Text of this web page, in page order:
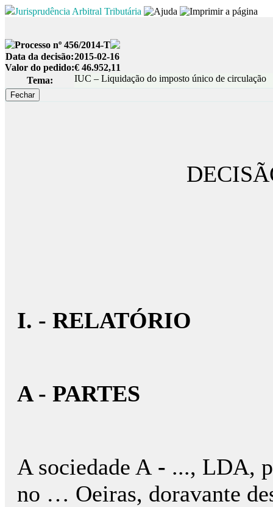
Jurisprudência Arbitral Tributária
Processo nº 456/2014-T
Data da decisão:2015-02-16
Valor do pedido:€ 46.952,11
Tema:
IUC – Liquidação do imposto único de circulação
I. - RELATÓRIO
A - PARTES
A sociedade A - ..., LDA,
no … Oeiras, doravante